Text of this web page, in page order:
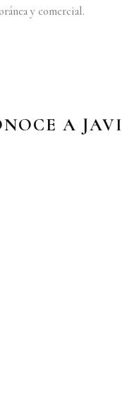
y comercial.
A JAVI